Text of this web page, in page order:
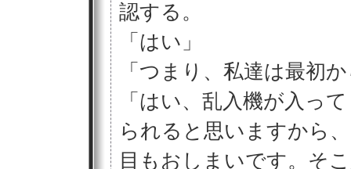
認する。
「はい」
「つまり、私達は最初
「はい、乱入機が入っ
られると思いますから
目もおしまいです。そ